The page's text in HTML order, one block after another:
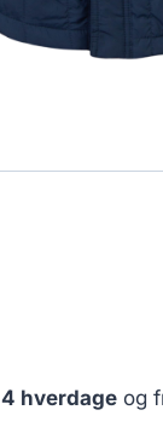
4 hverdage og